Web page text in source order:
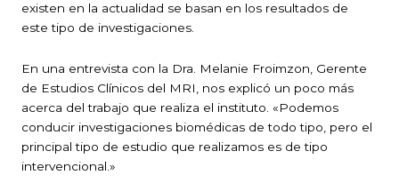
existen en la actualidad se basan en los resultados de
este tipo de investigaciones.
En una entrevista con la Dra. Melanie Froimzon, Gerente
de Estudios Clínicos del MRI, nos explicó un poco más
acerca del trabajo que realiza el instituto. «Podemos
conducir investigaciones biomédicas de todo tipo, pero el
principal tipo de estudio que realizamos es de tipo
intervencional.»